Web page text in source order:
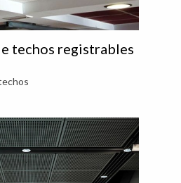
techos registrables